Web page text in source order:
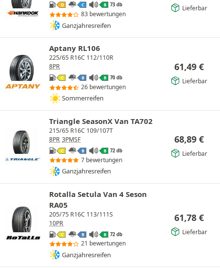
D C B 73 db
83 bewertungen
Ganzjahresreifen
Lieferbar
Aptany RL106
225/65 R16C 112/110R
8PR
C B B 70 db
26 bewertungen
Sommerreifen
61,49 €
Lieferbar
Triangle SeasonX Van TA702
215/65 R16C 109/107T
8PR 3PMSF
C B B 72 db
7 bewertungen
Ganzjahresreifen
68,89 €
Lieferbar
Rotalla Setula Van 4 Seson
RA05
205/75 R16C 113/111S
10PR
C B B 72 db
21 bewertungen
Ganzjahresreifen
61,78 €
Lieferbar